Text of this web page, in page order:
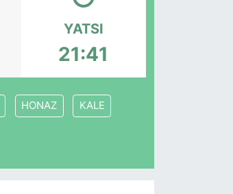
YATSI
21:41
HONAZ KALE